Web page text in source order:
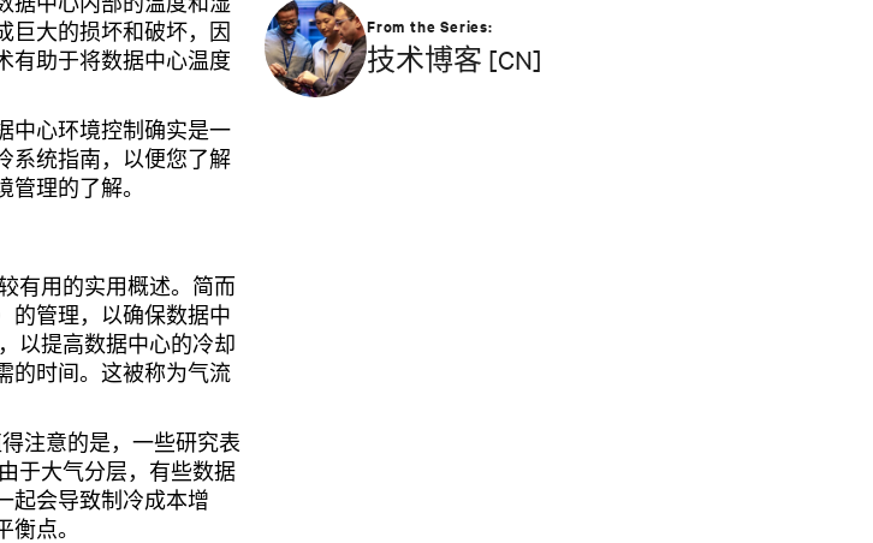
巨大的损坏和破坏，因
有助于将数据中心温度
中心环境控制确实是一
系统指南，以便您了解
理的了解。
有用的实用概述。简而
的管理，以确保数据中
以提高数据中心的冷却
的时间。这被称为气流
得注意的是，一些研究表
于大气分层，有些数据
起会导致制冷成本增
点。
From the Series:
技术博客 [CN]